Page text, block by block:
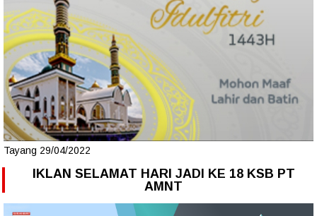
Tayang 29/04/2022
IKLAN SELAMAT HARI JADI KE 18 KSB PT
AMNT